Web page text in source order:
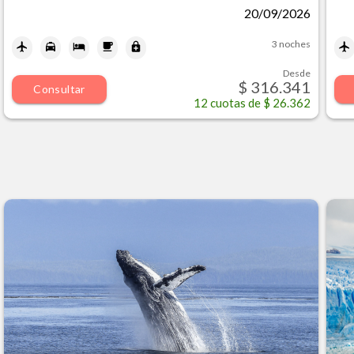
20/09/2026
3 noches
Consultar
Desde
$ 316.341
12 cuotas de $ 26.362